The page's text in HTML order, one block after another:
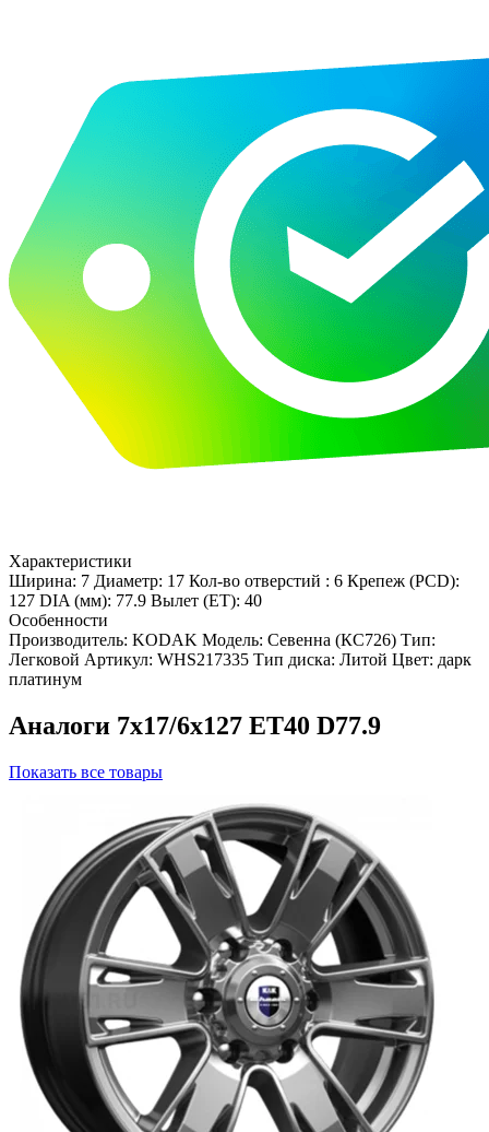
Характеристики
Ширина: 7 Диаметр: 17 Кол-во отверстий : 6 Крепеж (PCD):
127 DIA (мм): 77.9 Вылет (ET): 40
Особенности
Производитель: KODAK Модель: Севенна (КС726) Тип:
Легковой Артикул: WHS217335 Тип диска: Литой Цвет: дарк
платинум
Аналоги 7x17/6x127 ET40 D77.9
Показать все товары